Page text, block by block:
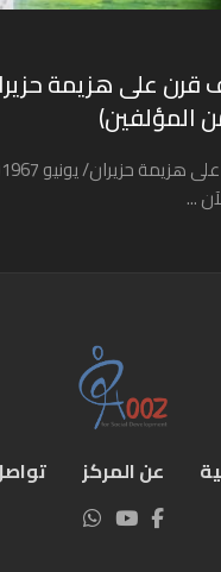
قرن على هزيمة
...
عن المركز